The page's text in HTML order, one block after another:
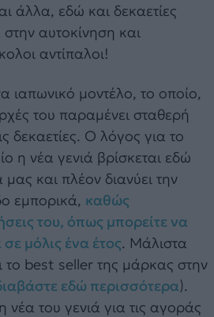
άλλα, εδώ και δεκαετίες
αυτοκίνηση και
αντίπαλοι!
ιαπωνικό μοντέλο, το οποίο,
του παραμένει σταθερή
δεκαετίες. Ο λόγος για το
η νέα γενιά βρίσκεται εδώ
και πλέον διανύει την
εμπορικά, καθώς
του, όπως μπορείτε να
μόλις ένα έτος. Μάλιστα
το best seller της μάρκας στην
εδώ περισσότερα).
του γενιά για τις αγοράς